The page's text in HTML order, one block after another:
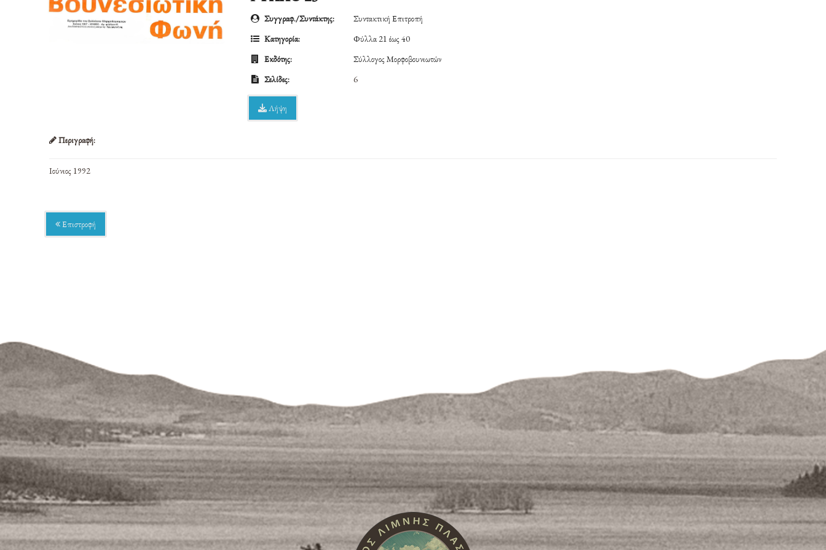
Συγγραφ./Συντάκτης:
Συντακτική Επιτροπή
Κατηγορία:
Φύλλα 21 έως 40
Εκδότης:
Σύλλογος Μορφοβουνιωτών
Σελίδες:
6
Λήψη
Περιγραφή:
Ιούνιος 1992
Επιστροφή